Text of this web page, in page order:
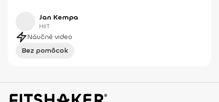
Jan Kempa
HIIT
Náučné video
Bez pomôcok